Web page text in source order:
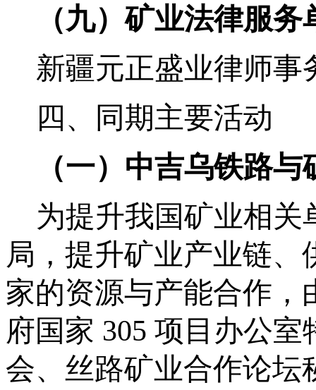
（九）矿业法律服务
新疆元正盛业律师事
四、同期主要活动
（一） 中吉乌铁路与
为提升我国矿业相
局，提升矿业产业链
家的资源与产能合作，
府国家 305 项目办公
会、丝路矿业合作论坛